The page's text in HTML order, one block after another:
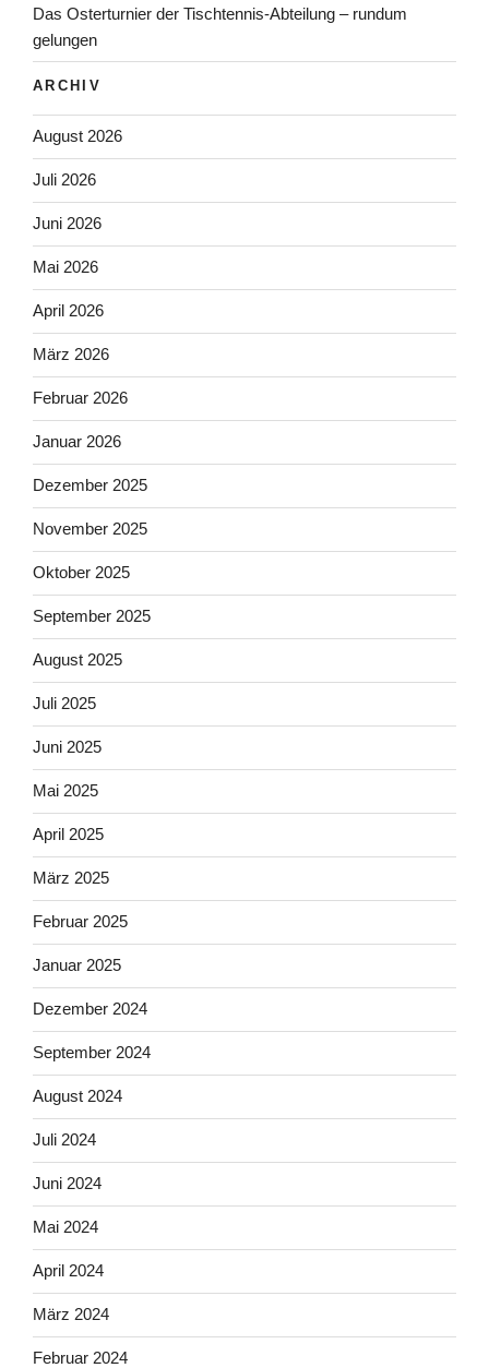
Das Osterturnier der Tischtennis-Abteilung – rundum
gelungen
ARCHIV
August 2026
Juli 2026
Juni 2026
Mai 2026
April 2026
März 2026
Februar 2026
Januar 2026
Dezember 2025
November 2025
Oktober 2025
September 2025
August 2025
Juli 2025
Juni 2025
Mai 2025
April 2025
März 2025
Februar 2025
Januar 2025
Dezember 2024
September 2024
August 2024
Juli 2024
Juni 2024
Mai 2024
April 2024
März 2024
Februar 2024